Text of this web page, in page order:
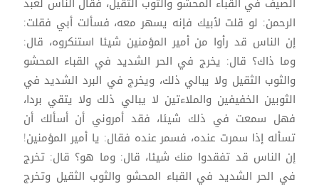
الرحمن: لو قلت لأبيك فإنه يسهر معه، فسألت أبي فقلت:
إن الناس قد رأوا من أمير المؤمنين شيئا استنكروه، قال:
وما ذاك؟ قال: يخرج في الحر الشديد في القباء المحشو
والثوب الثقيل ولا يبالي ذلك، ويخرج في البرد الشديد في
الثوبين الخفيفين والملاءتين لا يبالي ذلك ولا يتقي بردا،
فهل سمعت في ذلك شيئا، فقد أمروني أن أسألك أن
تسأله إذا سمرت عنده، فسمر عنده فقال: يا أمير المؤمنين!
إن الناس قد تفقدوا منك شيئا، قال: وما هو؟ قال: تخرج
في الحر الشديد في القباء المحشو والثوب الثقيل وتخرج